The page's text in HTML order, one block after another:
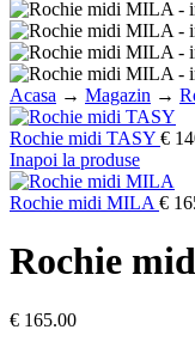
Acasa → Magazin →
Rochie midi TASY €
Inapoi la produse
Rochie midi MILA €
Rochie
€ 165.00